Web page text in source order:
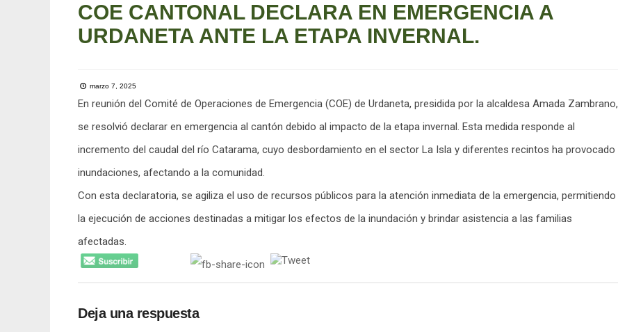
COE CANTONAL DECLARA EN EMERGENCIA A
URDANETA ANTE LA ETAPA INVERNAL.
marzo 7, 2025
En reunión del Comité de Operaciones de Emergencia (COE) de Urdaneta, presidida por la alcaldesa Amada Zambrano,
se resolvió declarar en emergencia al cantón debido al impacto de la etapa invernal. Esta medida responde al
incremento del caudal del río Catarama, cuyo desbordamiento en el sector La Isla y diferentes recintos ha provocado
inundaciones, afectando a la comunidad.
Con esta declaratoria, se agiliza el uso de recursos públicos para la atención inmediata de la emergencia, permitiendo
la ejecución de acciones destinadas a mitigar los efectos de la inundación y brindar asistencia a las familias
afectadas.
Deja una respuesta